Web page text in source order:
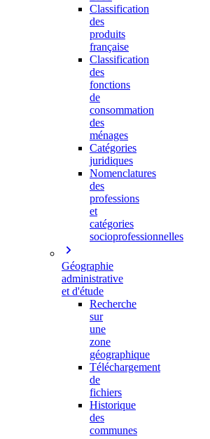
Classification
des
produits
française
Classification
des
fonctions
de
consommation
des
ménages
Catégories
juridiques
Nomenclatures
des
professions
et
catégories
socioprofessionnelles
Géographie
administrative
et d'étude
Recherche
sur
une
zone
géographique
Téléchargement
de
fichiers
Historique
des
communes